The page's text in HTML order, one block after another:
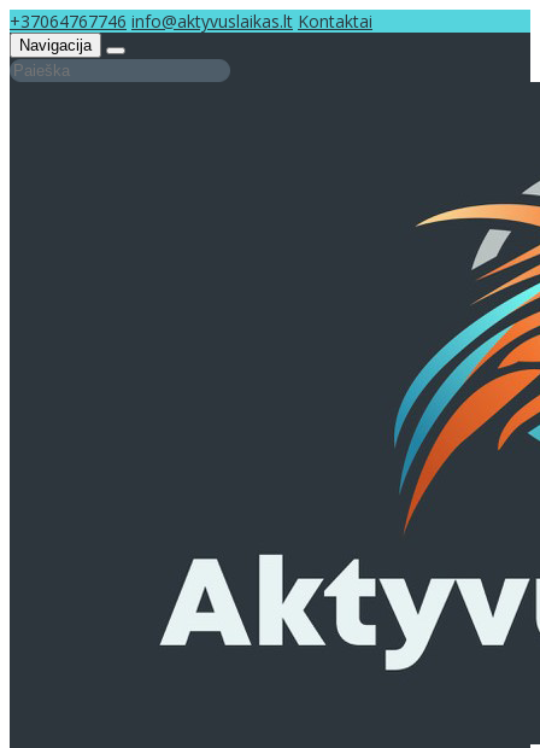
+37064767746 info@aktyvuslaikas.lt Kontaktai
Navigacija